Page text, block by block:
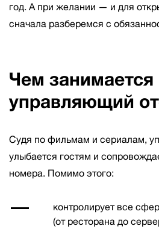
год. А при желании — и для
сначала разберемся с
Чем занимается
управляющий
Судя по фильмам и сериалам,
улыбается гостям и
номера. Помимо этого:
контролирует все
(от ресторана до